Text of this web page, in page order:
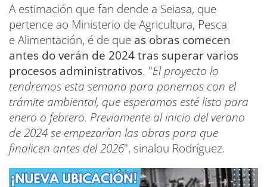
A estimación que fan dende a Seiasa, que
pertence ao Ministerio de Agricultura, Pesca
e Alimentación, é de que as obras comecen
antes do verán de 2024 tras superar varios
procesos administrativos. "El proyecto lo
tendremos esta semana para ponernos con el
trámite ambiental, que esperamos esté listo para
enero o febrero. Previamente al inicio del verano
de 2024 se empezarían las obras para que
finalicen antes del 2026", sinalou Rodríguez.